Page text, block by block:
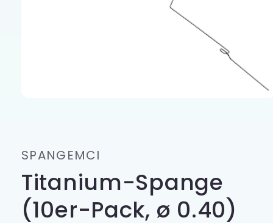
SPANGEMCI
Titanium-Spange
(10er-Pack, ø 0.40)